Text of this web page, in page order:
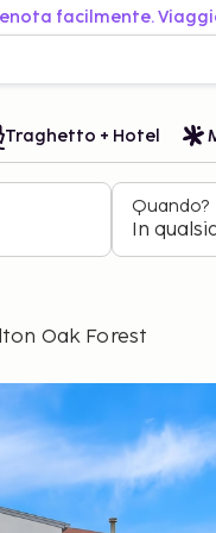
facilmente.
Traghetto + Hotel
Quando?
In
Oak Forest